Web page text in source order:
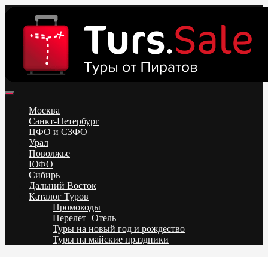
content
Низкие цены на путевки 3-7-10 ночей все включено, отдых на
море. Распродажа экскурсионных и горнолыжных туров.
Обновление каждый день. Официальный сайт Тур Сейл
Москва
Санкт-Петербург
ЦФО и СЗФО
Урал
Поволжье
ЮФО
Сибирь
Дальний Восток
Каталог Туров
Промокоды
Перелет+Отель
Туры на новый год и рождество
Туры на майские праздники